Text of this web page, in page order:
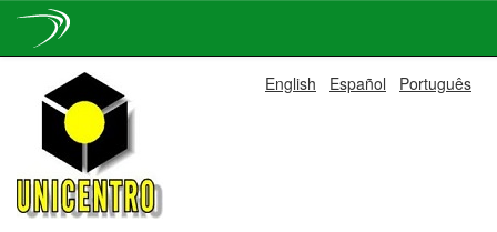
navigation
English Español Português